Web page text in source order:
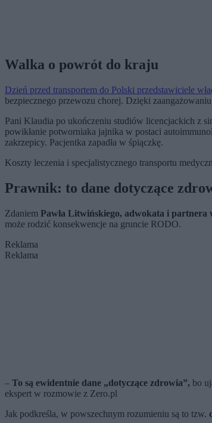
Walka o powrót do kraju
Dzień przed transportem do Polski przedstawiciele
bezpiecznego przewozu chorej. Dzięki
Pani Klaudia po ukończeniu studiów licencjackich z
powikłanie potworniaka jajnika w postaci
zakrzepicy. Pacjentka zapadła w śpiączkę.
Koszty leczenia i specjalistycznego transportu
Prawnik: to dane dotyczące
Zdaniem Pawła Litwińskiego, adwokata i
może rodzić konsekwencje na gruncie RODO.
Reklama
Reklama
– To są ewidentnie dane „dotyczące zdrowia”, bo
ekspert w rozmowie z Zero.pl
Jak podkreśla, w powszechnym rozumieniu są to tzw.